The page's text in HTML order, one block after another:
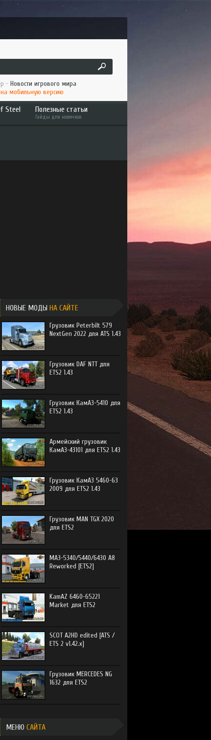
- Новости игрового мира
мобильную версию
Steel
2
Полезные статьи
Гайды для новичков
НОВЫЕ МОДЫ НА САЙТЕ
Грузовик Peterbilt 579
NextGen 2022 для ATS 1.43
Грузовик DAF NTT для
ETS2 1.43
Грузовик КамАЗ-5410 для
ETS2 1.43
Армейский грузовик
КамАЗ-43101 для ETS2 1.43
Грузовик КамАЗ 5460-63
2009 для ETS2 1.43
Грузовик MAN TGX 2020
для ETS2
МАЗ-5340/5440/6430 А8
Reworked [ETS2]
KamAZ 6460-65221
Market для ETS2
SCOT A2HD edited [ATS /
ETS 2 v1.42.x]
Грузовик MERCEDES NG
1632 для ETS2
МЕНЮ САЙТА